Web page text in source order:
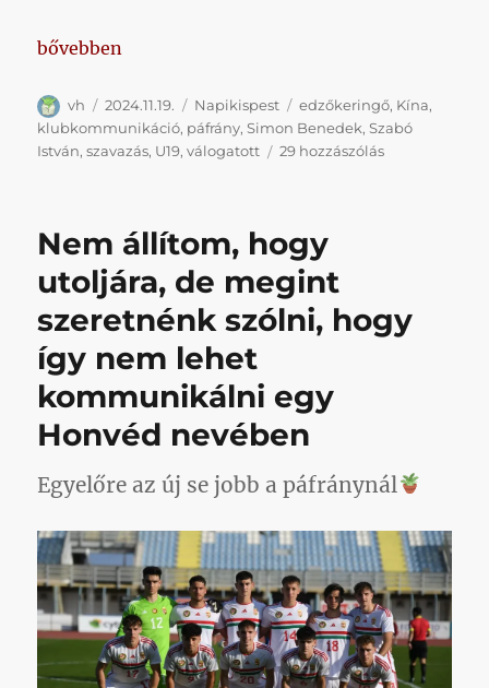
„Napikispest 2024/11/19”
bővebben
Szerző
vh Közzétéve
2024.11.19. Kategória
Napikispest Címke
edzőkeringő, Kína,
klubkommunikáció, páfrány,Simon Benedek,Szabó
István,szavazás, U19,válogatott 29 hozzászólásNapikispest
Nem állítom, hogy
utoljára, de megint
szeretnénk szólni, hogy
így nem lehet
kommunikálni egy
Honvéd nevében
Egyelőre az új se jobb a páfránynál